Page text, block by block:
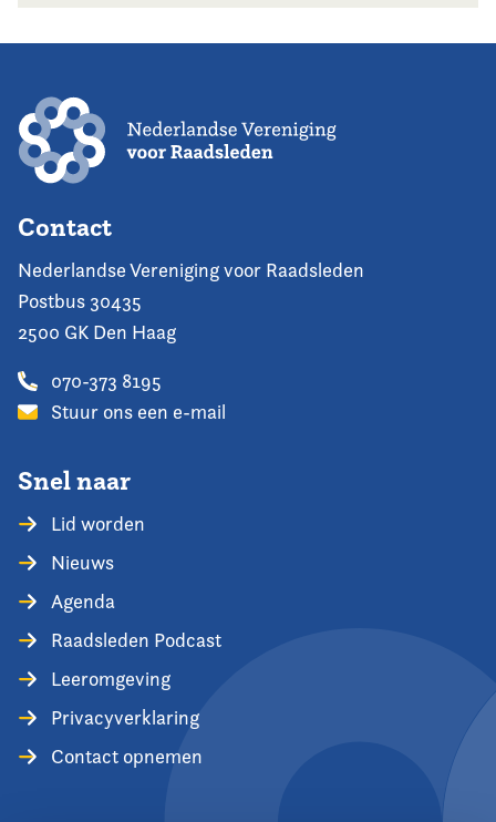
Contact
Nederlandse Vereniging voor Raadsleden
Postbus 30435
2500 GK Den Haag
070-373 8195
Stuur ons een e-mail
Snel naar
Lid worden
Nieuws
Agenda
Raadsleden Podcast
Leeromgeving
Privacyverklaring
Contact opnemen